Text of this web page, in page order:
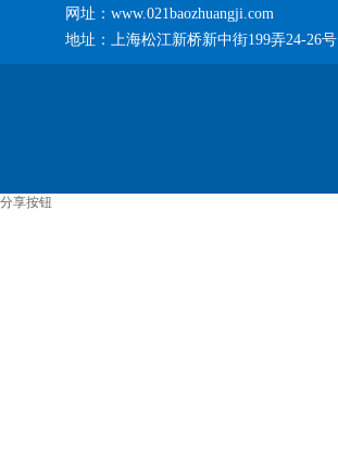
网址：www.021baozhuangji.com
地址：上海松江新桥新中街199弄24-26号
分享按钮